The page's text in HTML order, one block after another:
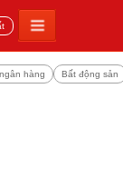
hàng Bất động sản